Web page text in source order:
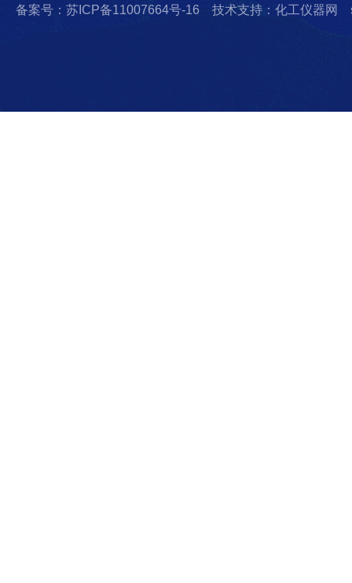
备案号：苏ICP备11007664号-16 技术支持：化工仪器网